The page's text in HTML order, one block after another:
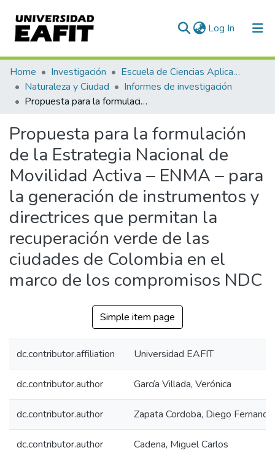
Log In (current)
Communities & Collections
All of DSpace
Home Investigación
Escuela de Ciencias Aplicadas e Ingeniería
Naturaleza y Ciudad
Informes de investigación
Propuesta para la formulación de la Estrategia Nacional de Movilidad Activa – ENMA – para la generación de instrumentos y directrices que permitan la recuperación verde de las ciudades de Colombia en el marco de los compromisos NDC
Propuesta para la formulación
de la Estrategia Nacional de
Movilidad Activa – ENMA – para
la generación de instrumentos y
directrices que permitan la
recuperación verde de las
ciudades de Colombia en el
marco de los compromisos NDC
Simple item page
dc.contributor.affiliation Universidad EAFIT
dc.contributor.author García Villada, Verónica
dc.contributor.author Zapata Cordoba, Diego Fernando
dc.contributor.author Cadena, Miguel Carlos